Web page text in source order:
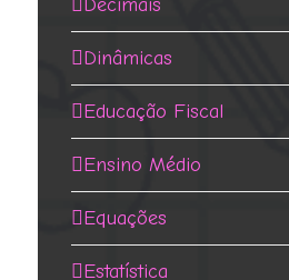
Decimais
Dinâmicas
Educação Fiscal
Ensino Médio
Equações
Estatística